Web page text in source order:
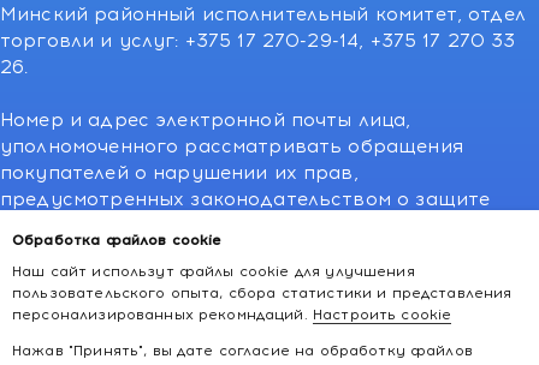
Обработка файлов cookie
Наш сайт использут файлы cookie для улучшения
пользовательского опыта, сбора статистики и представления
персонализированных рекомндаций. Настроить cookie
Нажав "Принять", вы дате согласие на обработку файлов
Минский районный исполнительный комитет, отдел
торговли и услуг: +375 17 270-29-14, +375 17 270 33
26.
Номер и адрес электронной почты лица,
уполномоченного рассматривать обращения
покупателей о нарушении их прав,
предусмотренных законодательством о защите
операторов), info@kakvapteke.by